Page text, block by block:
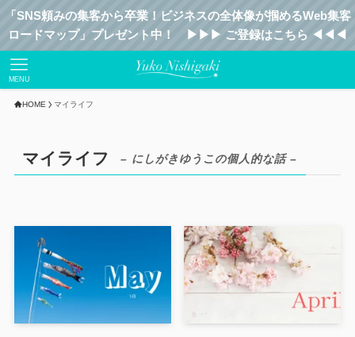
「SNS頼みの集客から卒業！ビジネスの全体像が掴めるWeb集客
ロードマップ」プレゼント中！ ▶︎▶︎▶︎ ご登録はこちら ◀︎◀︎◀︎
MENU
HOME マイライフ
マイライフ – にしがきゆうこの個人的な話 –